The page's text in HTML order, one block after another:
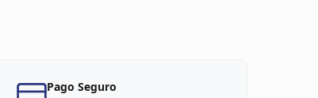
Pago Seguro